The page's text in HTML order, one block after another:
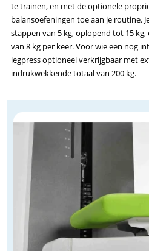
te trainen, en met de optionele
balansoefeningen toe aan je routine.
stappen van 5 kg, oplopend tot 15
van 8 kg per keer. Voor wie een nog
legpress optioneel verkrijgbaar met
indrukwekkende totaal van 200 kg.